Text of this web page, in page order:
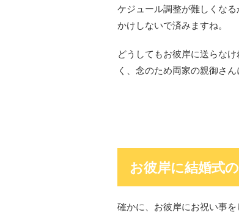
ケジュール調整が難しくな
かけしないで済みますね。
どうしてもお彼岸に送らな
く、念のため両家の親御さ
お彼岸に結婚式
確かに、お彼岸にお祝い事を